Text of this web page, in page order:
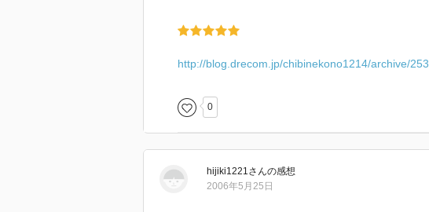
http://blog.drecom.jp/chibinekono1214/archive/253
0
hijiki1221さんの感想
2006年5月25日